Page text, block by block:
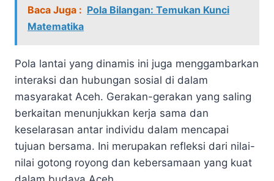
Baca Juga : Pola Bilangan: Temukan Kunci
Matematika
Pola lantai yang dinamis ini juga menggambarkan
interaksi dan hubungan sosial di dalam
masyarakat Aceh. Gerakan-gerakan yang saling
berkaitan menunjukkan kerja sama dan
keselarasan antar individu dalam mencapai
tujuan bersama. Ini merupakan refleksi dari nilai-
nilai gotong royong dan kebersamaan yang kuat